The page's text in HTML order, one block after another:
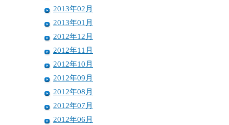
2013年02月
2013年01月
2012年12月
2012年11月
2012年10月
2012年09月
2012年08月
2012年07月
2012年06月